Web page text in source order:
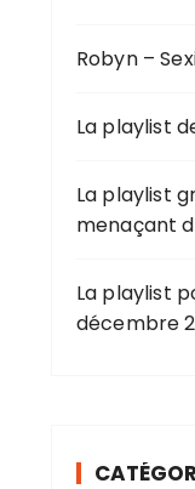
Robyn –
La playlist
La playlist
menaçant
La playlist
décembre